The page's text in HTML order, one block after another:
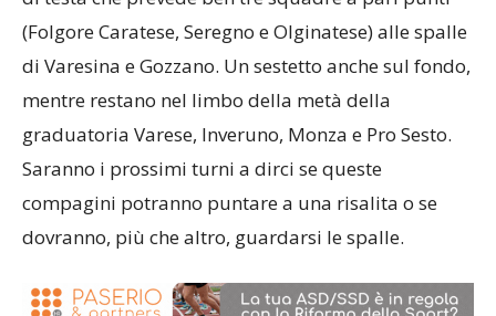
(Folgore Caratese, Seregno e Olginatese) alle spalle
di Varesina e Gozzano. Un sestetto anche sul fondo,
mentre restano nel limbo della metà della
graduatoria Varese, Inveruno, Monza e Pro Sesto.
Saranno i prossimi turni a dirci se queste
compagini potranno puntare a una risalita o se
dovranno, più che altro, guardarsi le spalle.